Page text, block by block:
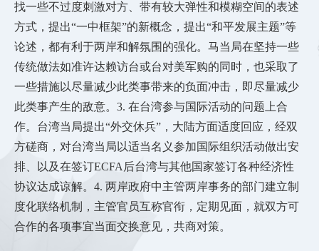
找一些不过度刺激对方、带有较大弹性和模糊空间的表述
方式，提出“一中框架”的新概念，提出“和平发展主题”等
论述，都有利于两岸和解氛围的强化。马当局在坚持一些
传统做法如准许达赖访台或台对美军购的同时，也采取了
一些措施以尽量减少此类事带来的负面冲击，即尽量减少
此类事产生的敌意。3. 在台湾参与国际活动的问题上合
作。台湾当局提出“外交休兵”，大陆方面适度回应，经双
方磋商，对台湾当局以适当名义参加国际组织活动做出安
排、以及在签订ECFA后台湾与其他国家签订各种经济性
协议达成谅解。4. 两岸政府中主管两岸事务的部门建立制
度化联络机制，主管官员互称官衔，定期见面，就双方可
合作的各项事宜当面交换意见，共商对策。